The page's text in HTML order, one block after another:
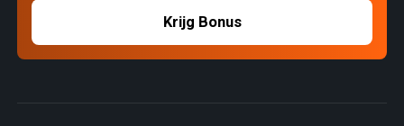
Krijg Bonus